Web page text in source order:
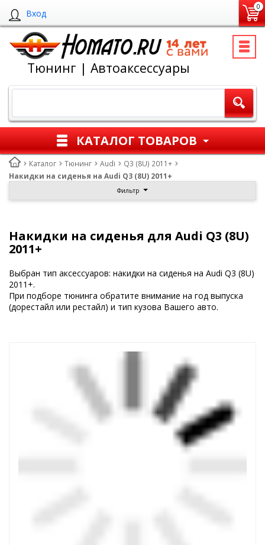
Вход
0
Тюнинг | Автоаксессуары
КАТАЛОГ ТОВАРОВ
Каталог Тюнинг Audi
Q3 (8U) 2011+
Накидки на сиденья на Audi Q3 (8U) 2011+
Фильтр
Накидки на сиденья для Audi Q3 (8U)
2011+
Выбран тип аксессуаров: накидки на сиденья на Audi Q3 (8U)
2011+.
При подборе тюнинга обратите внимание на год выпуска
(дорестайл или рестайл) и тип кузова Вашего авто.